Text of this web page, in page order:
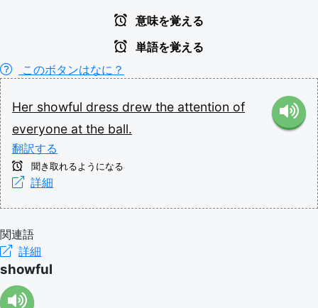
意味を覚える
単語を覚える
このボタンはなに？
Her showful dress drew the attention of
everyone at the ball.
翻訳する
聞き取れるようになる
詳細
関連語
詳細
showful